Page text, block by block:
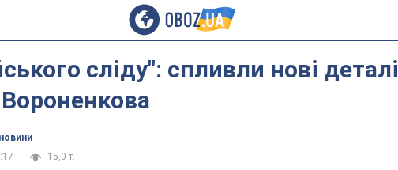
сліду": спливли нові деталі
15,0 т.